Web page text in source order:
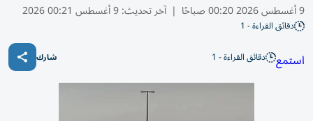
9 أغسطس 2026 00:20 صباحًا | آخر تحديث:9 أغسطس 00:21 2026
دقائق القراءة - 1
استمع دقائق القراءة - 1 شارك